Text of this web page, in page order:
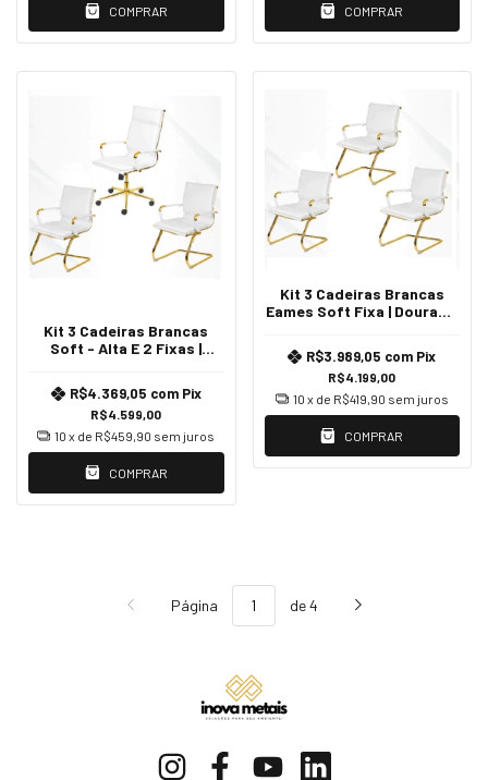
COMPRAR COMPRAR
Kit 3 Cadeiras Brancas
Soft - Alta E 2 Fixas |
R$4.599,00
R$4.369,05 com Pix
10 x de R$459,90 sem juros
COMPRAR
Kit 3 Cadeiras Brancas
Eames Soft Fixa | Dourado
R$4.199,00
R$3.989,05 com Pix
10 x de R$419,90 sem juros
COMPRAR
Página de 4